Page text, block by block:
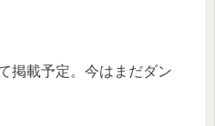
掲載予定。今はまだダン